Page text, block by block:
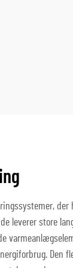
der
leverer store
Den